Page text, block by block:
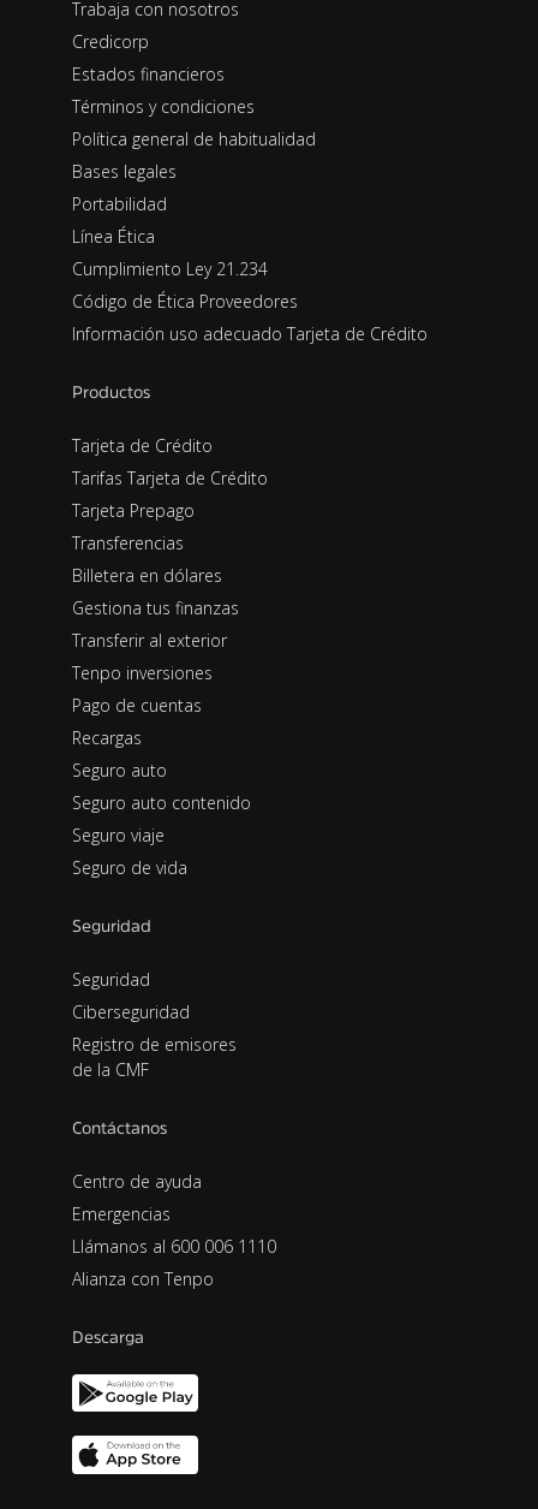
Trabaja con nosotros
Credicorp
Estados financieros
Términos y condiciones
Política general de habitualidad
Bases legales
Portabilidad
Línea Ética
Cumplimiento Ley 21.234
Código de Ética Proveedores
Información uso adecuado Tarjeta de Crédito
Productos
Tarjeta de Crédito
Tarifas Tarjeta de Crédito
Tarjeta Prepago
Transferencias
Billetera en dólares
Gestiona tus finanzas
Transferir al exterior
Tenpo inversiones
Pago de cuentas
Recargas
Seguro auto
Seguro auto contenido
Seguro viaje
Seguro de vida
Seguridad
Seguridad
Ciberseguridad
Registro de emisores
de la CMF
Contáctanos
Centro de ayuda
Emergencias
Llámanos al 600 006 1110
Alianza con Tenpo
Descarga